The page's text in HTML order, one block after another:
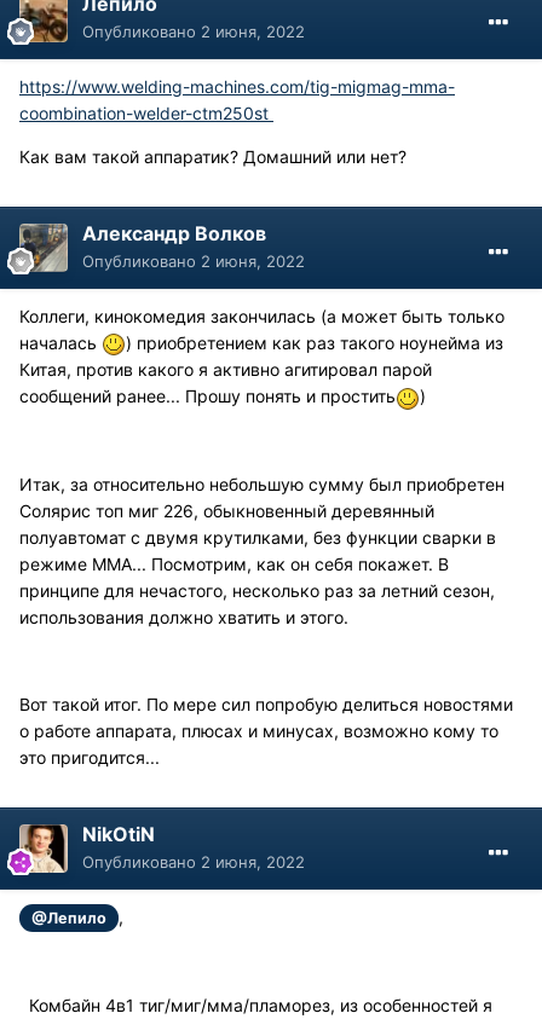
Опубликовано 2 июня, 2022
https://www.welding-machines.com/tig-migmag-mma-
coombination-welder-ctm250st
Как вам такой аппаратик? Домашний или нет?
Александр Волков
Опубликовано 2 июня, 2022
Коллеги, кинокомедия закончилась (а может быть только
началась
) приобретением как раз такого ноунейма из
Китая, против какого я активно агитировал парой
сообщений ранее... Прошу понять и простить
)
Итак, за относительно небольшую сумму был приобретен
Солярис топ миг 226, обыкновенный деревянный
полуавтомат с двумя крутилками, без функции сварки в
режиме ММА... Посмотрим, как он себя покажет. В
принципе для нечастого, несколько раз за летний сезон,
использования должно хватить и этого.
Вот такой итог. По мере сил попробую делиться новостями
о работе аппарата, плюсах и минусах, возможно кому то
это пригодится...
NikOtiN
Опубликовано 2 июня, 2022
@Лепило ,
Комбайн 4в1 тиг/миг/мма/пламорез, из особенностей я